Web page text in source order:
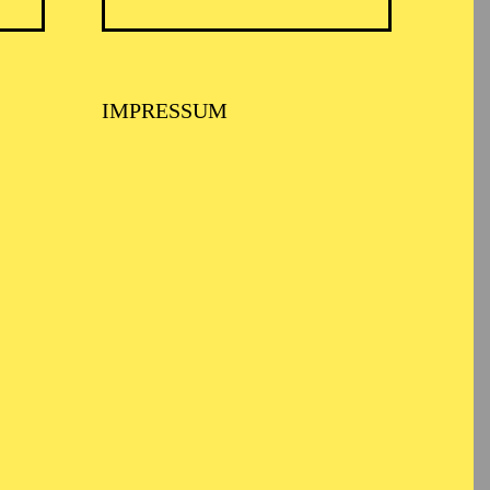
IMPRESSUM
des Aalto
Hochschule für
er im Sommer 2010
of the Aalto